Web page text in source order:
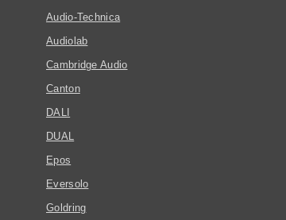
Audio-Technica
Audiolab
Cambridge Audio
Canton
DALI
DUAL
Epos
Eversolo
Goldring